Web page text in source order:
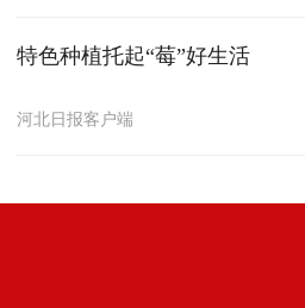
特色种植托起“莓”好生活
河北日报客户端